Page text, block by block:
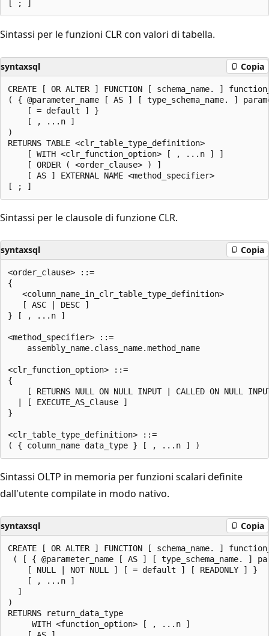
Sintassi per le funzioni CLR con valori di tabella.
syntaxsql Copia
CREATE [ OR ALTER ] FUNCTION [ schema_name. ]
( { @parameter_name [ AS ] [ type_schema_name. ]
    [ = default ] }
    [ , ...n ]
)
RETURNS TABLE <clr_table_type_definition>
    [ WITH <clr_function_option> [ , ...n ] ]
    [ ORDER ( <order_clause> ) ]
    [ AS ] EXTERNAL NAME <method_specifier>
Sintassi per le clausole di funzione CLR.
syntaxsql Copia
<order_clause> ::=
{
   <column_name_in_clr_table_type_definition>
   [ ASC | DESC ]
} [ , ...n ]
<method_specifier> ::=
    assembly_name.class_name.method_name
<clr_function_option> ::=
{
[ RETURNS NULL ON NULL INPUT | CALLED ON NULL
  | [ EXECUTE_AS_Clause ]
}
<clr_table_type_definition> ::=
Sintassi OLTP in memoria per funzioni scalari definite
dall'utente compilate in modo nativo.
syntaxsql Copia
CREATE [ OR ALTER ] FUNCTION [ schema_name. ]
( [ { @parameter_name [ AS ] [ type_schema_name. ]
    [ NULL | NOT NULL ] [ = default ] [ READONLY ] }
    [ , ...n ]
  ]
)
RETURNS return_data_type
     WITH <function_option> [ , ...n ]